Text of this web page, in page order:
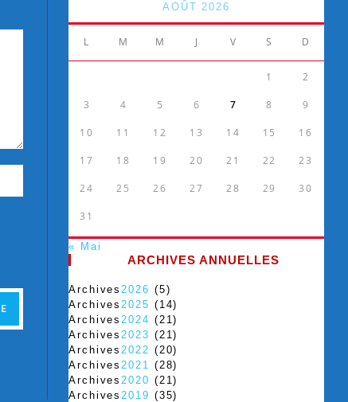
AOÛT 2026
L M M J V S D
1 2
3 4 5 6 7 8 9
10 11 12 13 14 15 16
17 18 19 20 21 22 23
24 25 26 27 28 29 30
31
« Mai
ARCHIVES ANNUELLES
Archives2026 (5)
Archives2025 (14)
Archives2024 (21)
Archives2023 (21)
Archives2022 (20)
Archives2021 (28)
Archives2020 (21)
Archives2019 (35)